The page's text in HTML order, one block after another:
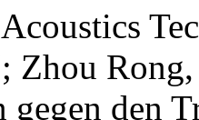
Zhou
den